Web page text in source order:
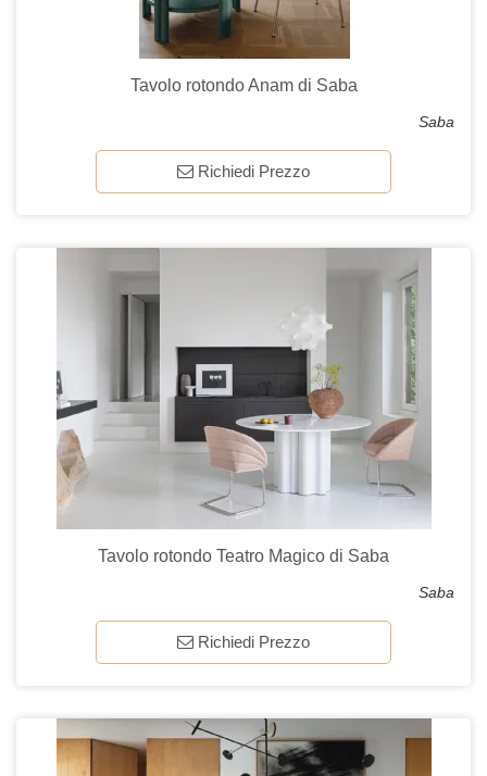
Tavolo rotondo Anam di Saba
Saba
Richiedi Prezzo
Tavolo rotondo Teatro Magico di Saba
Saba
Richiedi Prezzo